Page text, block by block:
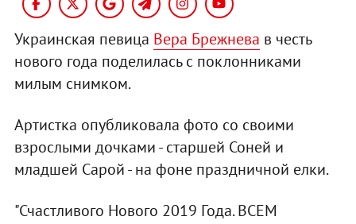
Украинская певица Вера Брежнева в честь
нового года поделилась с поклонниками
милым снимком.
Артистка опубликовала фото со своими
взрослыми дочками - старшей Соней и
младшей Сарой - на фоне праздничной елки.
"Счастливого Нового 2019 Года. ВСЕМ